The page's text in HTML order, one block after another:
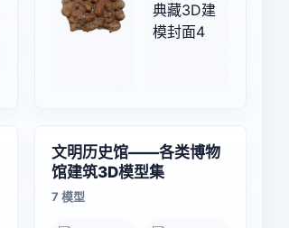
文明历史馆——各类博物
馆建筑3D模型集
7 模型